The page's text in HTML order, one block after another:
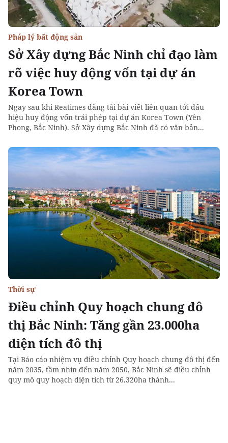
Sở Xây dựng Bắc Ninh chỉ đạo làm
rõ việc huy động vốn tại dự án
Korea Town
Pháp lý bất động sản
Ngay sau khi Reatimes đăng tải bài viết liên quan tới dấu
hiệu huy động vốn trái phép tại dự án Korea Town (Yên
Phong, Bắc Ninh). Sở Xây dựng Bắc Ninh đã có văn bản...
Điều chỉnh Quy hoạch chung đô
thị Bắc Ninh: Tăng gần 23.000ha
diện tích đô thị
Thời sự
Tại Báo cáo nhiệm vụ điều chỉnh Quy hoạch chung đô thị đến
năm 2035, tầm nhìn đến năm 2050, Bắc Ninh sẽ điều chỉnh
quy mô quy hoạch diện tích từ 26.320ha thành...